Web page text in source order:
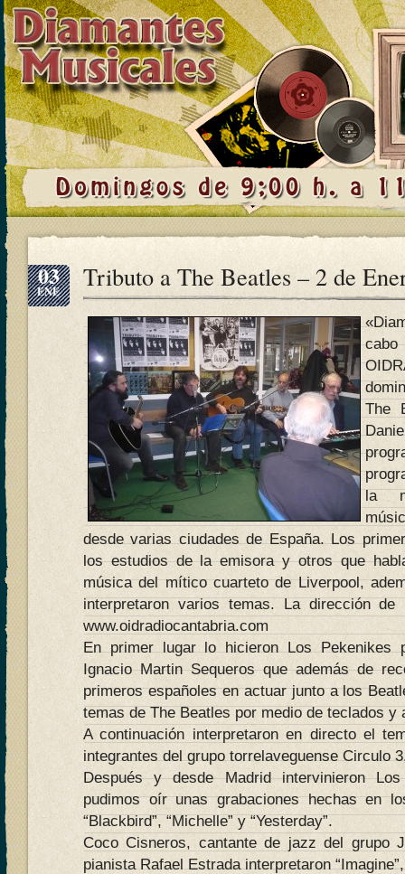
03
ENE Tributo a The Beatles – 2 de
The
la
desde varias ciudades de España. Los
los estudios de la emisora y otros que
música del mítico cuarteto de Liverpool,
interpretaron varios temas. La dirección
www.oidradiocantabria.com
En primer lugar lo hicieron Los Pekenikes
Ignacio Martin Sequeros que además de
primeros españoles en actuar junto a los
temas de The Beatles por medio de teclados y
A continuación interpretaron en directo el
integrantes del grupo torrelaveguense Circulo
Después y desde Madrid intervinieron
pudimos oír unas grabaciones hechas en
“Blackbird”, “Michelle” y “Yesterday”.
Coco Cisneros, cantante de jazz del grupo
pianista Rafael Estrada interpretaron